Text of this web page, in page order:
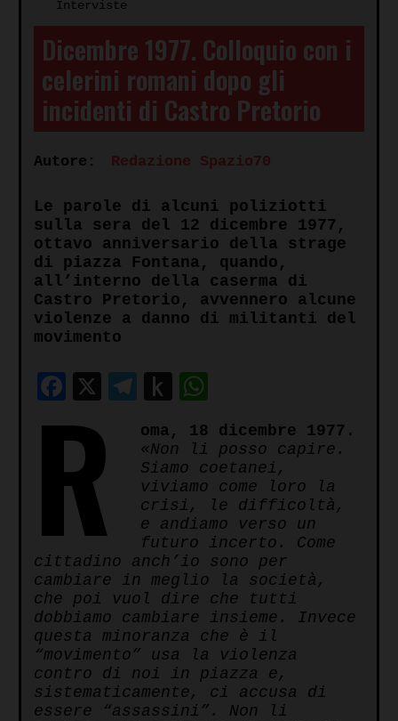
Interviste
Dicembre 1977. Colloquio con i
celerini romani dopo gli
incidenti di Castro Pretorio
Autore: Redazione Spazio70
Le parole di alcuni poliziotti
sulla sera del 12 dicembre 1977,
ottavo anniversario della strage
di piazza Fontana, quando,
all’interno della caserma di
Castro Pretorio, avvennero alcune
violenze a danno di militanti del
movimento
Facebook
X Telegram
Push
Kindle
R oma, 18 dicembre 1977 .
«Non li posso capire.
Siamo coetanei,
viviamo come loro la
crisi, le difficoltà,
e andiamo verso un
futuro incerto. Come
cittadino anch’io sono per
cambiare in meglio la società,
che poi vuol dire che tutti
dobbiamo cambiare insieme. Invece
questa minoranza che è il
“movimento” usa la violenza
contro di noi in piazza e,
sistematicamente, ci accusa di
essere “assassini”. Non li